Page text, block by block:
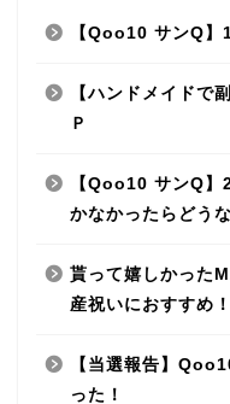
【Qoo10 サンQ
【ハンドメイドで
Ｐ
【Qoo10 サンQ】
かなかったらどう
貰って嬉しかった
産祝いにおすすめ！
【当選報告】
った！